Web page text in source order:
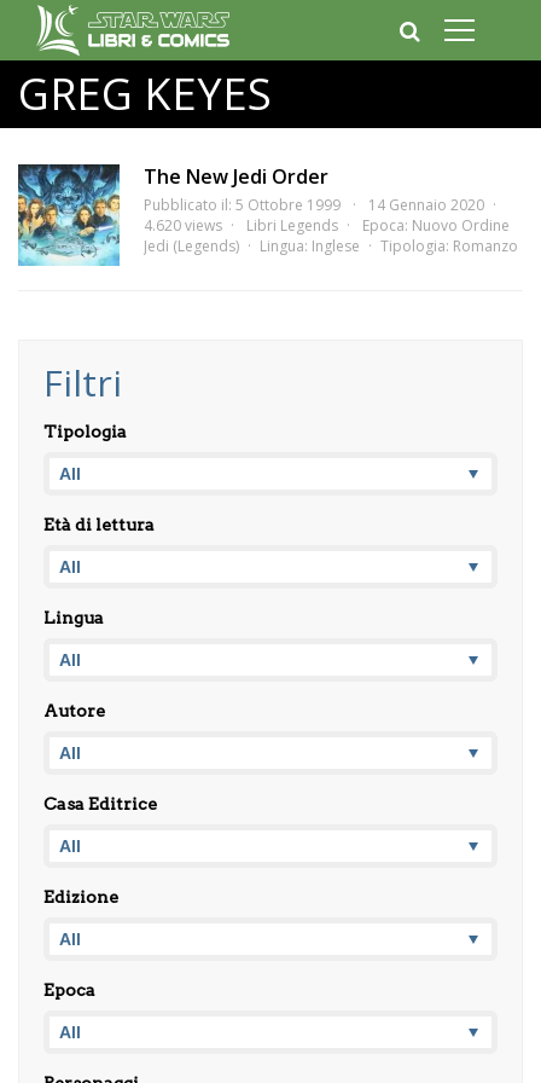
GREG KEYES
The New Jedi Order
Pubblicato il: 5 Ottobre 1999
14 Gennaio 2020
4.620 views
Libri Legends Epoca: Nuovo Ordine
Jedi (Legends)
Lingua: Inglese Tipologia: Romanzo
Filtri
Tipologia
Età di lettura
Lingua
Autore
Casa Editrice
Edizione
Epoca